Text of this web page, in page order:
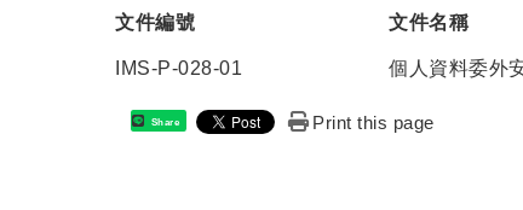
文件編號 文件名稱
IMS-P-028-01 個人資料委外
Share Print this page